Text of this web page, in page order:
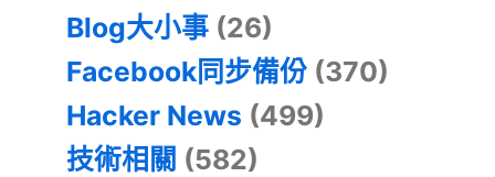
Blog大小事 (26)
Facebook同步備份 (370)
Hacker News (499)
技術相關 (582)